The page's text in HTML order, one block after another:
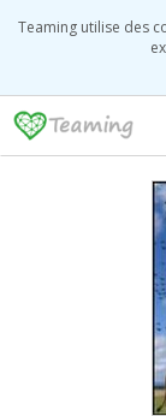
Teaming utilise des